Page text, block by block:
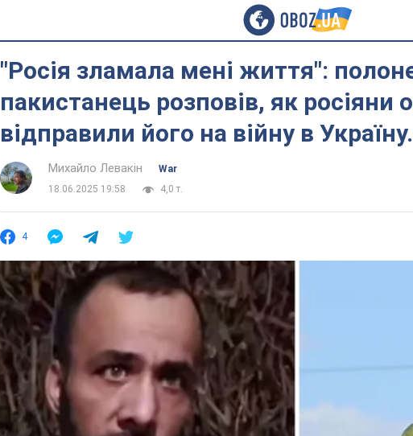
"Росія зламала мені життя":
пакистанець розповів, як росіяни
відправили його на війну в
Михайло Левакін
War
18.06.2025 19:58
4,0 т.
4